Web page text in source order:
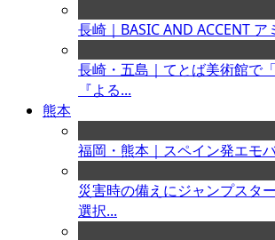
長崎｜BASIC AND ACCENT ア
長崎・五島｜てとば美術館で
『よる...
熊本
福岡・熊本｜スペイン発エモ
災害時の備えにジャンプスタ
選択...